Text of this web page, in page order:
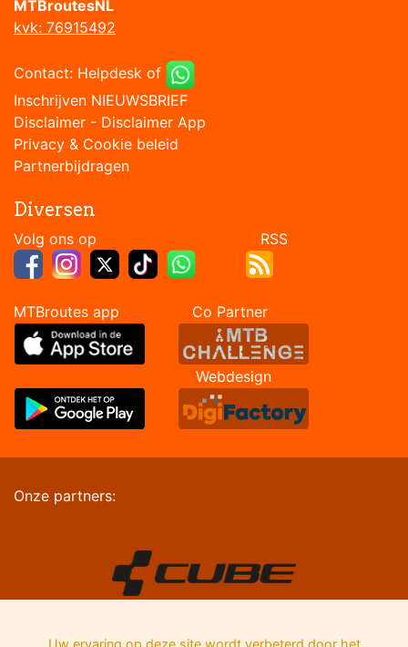
MTBroutesNL
kvk: 76915492
Contact: Helpdesk of
Inschrijven NIEUWSBRIEF
Disclaimer - Disclaimer App
Privacy & Cookie beleid
Partnerbijdragen
Diversen
Volg ons op RSS
MTBroutes app Co Partner
Webdesign
Onze partners:
Uw ervaring op deze site wordt verbeterd door het